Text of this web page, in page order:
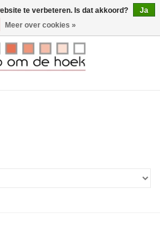
0 Artikelen - €0,00
te verbeteren. Is dat akkoord?
Ja
Meer over cookies »